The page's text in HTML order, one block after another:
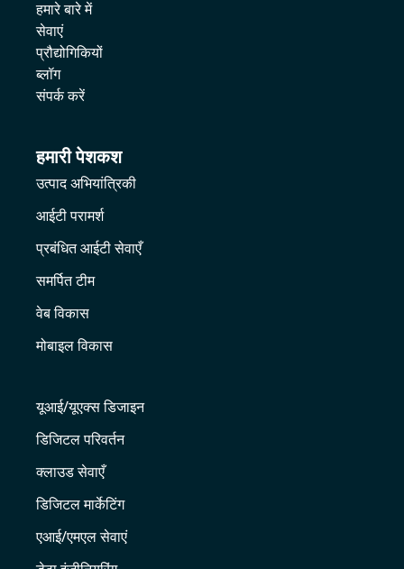
हमारे बारे में
सेवाएं
प्रौद्योगिकियों
ब्लॉग
संपर्क करें
हमारी पेशकश
उत्पाद अभियांत्रिकी
आईटी परामर्श
प्रबंधित आईटी सेवाएँ
समर्पित टीम
वेब विकास
मोबाइल विकास
यूआई/यूएक्स डिजाइन
डिजिटल परिवर्तन
क्लाउड सेवाएँ
डिजिटल मार्केटिंग
एआई/एमएल सेवाएं